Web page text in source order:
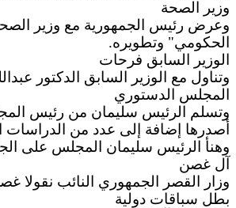
وزير الصحة
وعرض رئيس الجمهورية مع وزير
الحكومي" وتطويره.
الوزير السابق فرحات
وتناول مع الوزير السابق الدكتور
المجلس الدستوري
وتسلم الرئيس سليمان من رئيس
أصدرها إضافة إلى عدد من الدراسات
وهنأ الرئيس سليمان المجلس على
آل غصن
وزار القصر الجمهوري النائب نقولا
بطل سباقات دولية